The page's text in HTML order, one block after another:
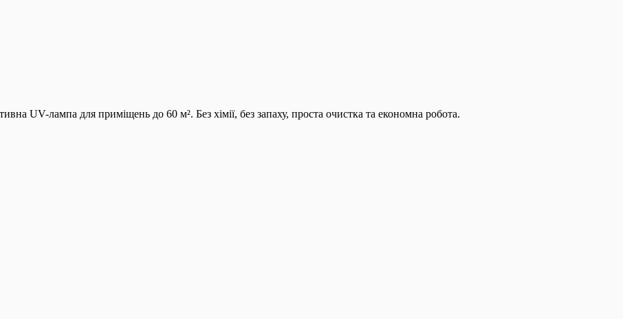
UV-лампа для приміщень до 60 м². Без хімії, без запаху, проста очистка та економна робота.